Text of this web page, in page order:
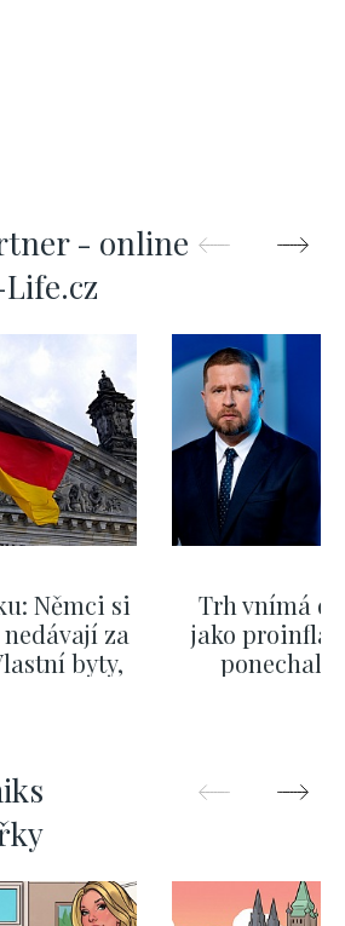
- online
Němci si
za
byty,
Trh vnímá
jako
ponechali